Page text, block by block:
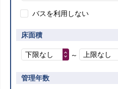
バスを利用しない
床面積
下限なし ～ 上限なし
管理年数